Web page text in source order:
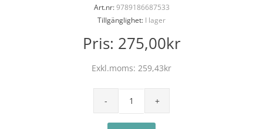
Art.nr:9789186687533
Tillgänglighet: I lager
Pris: 275,00kr
Exkl.moms: 259,43kr